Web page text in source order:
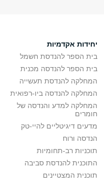
יחידות אקדמיות
בית הספר להנדסת חשמל
בית הספר להנדסה מכנית
המחלקה להנדסת תעשייה
המחלקה להנדסה ביו-רפואית
המחלקה למדע והנדסה של
חומרים
מדעים דיגיטליים להיי-טק
הנדסה ורוח
תוכניות רב-תחומיות
התוכנית להנדסת סביבה
תוכנית המצטיינים